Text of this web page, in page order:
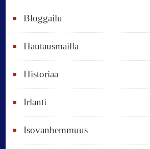
e
v
u
o
e
t
Bloggailu
Hautausmailla
Historiaa
Irlanti
Isovanhemmuus